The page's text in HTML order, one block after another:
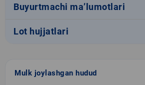
Buyurtmachi ma’lumotlari
Lot hujjatlari
Mulk joylashgan hudud